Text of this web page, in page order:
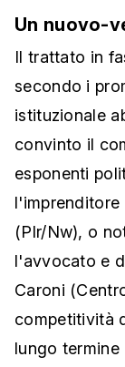
Un nuovo-
Il trattato in
secondo i
istituzionale
convinto il
esponenti
(Plr/Nw), o
l'avvocato e
Caroni
competitività
lungo termine